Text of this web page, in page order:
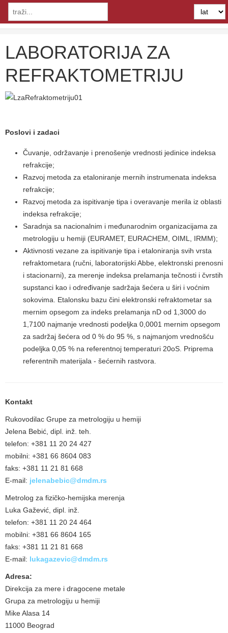
LABORATORIJA ZA
REFRAKTOMETRIJU
Poslovi i zadaci
Čuvanje, održavanje i prenošenje vrednosti jedinice indeksa
refrakcije;
Razvoj metoda za etaloniranje mernih instrumenata indeksa
refrakcije;
Razvoj metoda za ispitivanje tipa i overavanje merila iz oblasti
indeksa refrakcije;
Saradnja sa nacionalnim i međunarodnim organizacijama za
metrologiju u hemiji (EURAMET, EURACHEM, OIML, IRMM);
Aktivnosti vezane za ispitivanje tipa i etaloniranja svih vrsta
refraktometara (ručni, laboratorijski Abbe, elektronski prenosni
i stacionarni), za merenje indeksa prelamanja tečnosti i čvrstih
supstanci kao i određivanje sadržaja šećera u širi i voćnim
sokovima. Etalonsku bazu čini elektronski refraktometar sa
mernim opsegom za indeks prelamanja nD od 1,3000 do
1,7100 najmanje vrednosti podeljka 0,0001 mernim opsegom
za sadržaj šećera od 0 % do 95 %, s najmanjom vrednošću
podeljka 0,05 % na referentnoj temperaturi 20oS. Priprema
referentnih materijala - šećernih rastvora.
Kontakt
Rukovodilac Grupe za metrologiju u hemiji
Jelena Bebić, dipl. inž. teh.
telefon: +381 11 20 24 427
mobilni: +381 66 8604 083
faks: +381 11 21 81 668
E-mail: jelenabebic@dmdm.rs
Metrolog za fizičko-hemijska merenja
Luka Gažević, dipl. inž.
telefon: +381 11 20 24 464
mobilni: +381 66 8604 165
faks: +381 11 21 81 668
E-mail: lukagazevic@dmdm.rs
Adresa:
Direkcija za mere i dragocene metale
Grupa za metrologiju u hemiji
Mike Alasa 14
11000 Beograd